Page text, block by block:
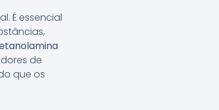
É essencial
de
que os